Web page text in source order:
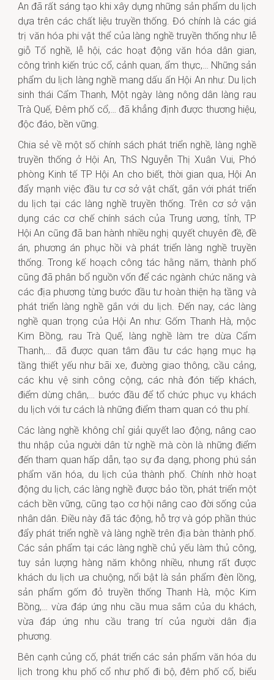
An đã rất sáng tạo khi xây dựng những sản phẩm du lịch
dựa trên các chất liệu truyền thống. Đó chính là các giá
trị văn hóa phi vật thể của làng nghề truyền thống như lễ
giỗ Tổ nghề, lễ hội, các hoạt động văn hóa dân gian,
công trình kiến trúc cổ, cảnh quan, ẩm thực,… Những sản
phẩm du lịch làng nghề mang dấu ấn Hội An như: Du lịch
sinh thái Cẩm Thanh, Một ngày làng nông dân làng rau
Trà Quế, Đêm phố cổ,… đã khẳng định được thương hiệu,
độc đáo, bền vững.
Chia sẻ về một số chính sách phát triển nghề, làng nghề
truyền thống ở Hội An, ThS Nguyễn Thị Xuân Vui, Phó
phòng Kinh tế TP Hội An cho biết, thời gian qua, Hội An
đẩy mạnh việc đầu tư cơ sở vật chất, gắn với phát triển
du lịch tại các làng nghề truyền thống. Trên cơ sở vận
dụng các cơ chế chính sách của Trung ương, tỉnh, TP
Hội An cũng đã ban hành nhiều nghị quyết chuyên đề, đề
án, phương án phục hồi và phát triển làng nghề truyền
thống. Trong kế hoạch công tác hằng năm, thành phố
cũng đã phân bổ nguồn vốn để các ngành chức năng và
các địa phương từng bước đầu tư hoàn thiện hạ tầng và
phát triển làng nghề gắn với du lịch. Đến nay, các làng
nghề quan trọng của Hội An như: Gốm Thanh Hà, mộc
Kim Bồng, rau Trà Quế, làng nghề làm tre dừa Cẩm
Thanh,… đã được quan tâm đầu tư các hạng mục hạ
tầng thiết yếu như bãi xe, đường giao thông, cầu cảng,
các khu vệ sinh công cộng, các nhà đón tiếp khách,
điểm dừng chân,… bước đầu để tổ chức phục vụ khách
du lịch với tư cách là những điểm tham quan có thu phí.
Các làng nghề không chỉ giải quyết lao động, nâng cao
thu nhập của người dân từ nghề mà còn là những điểm
đến tham quan hấp dẫn, tạo sự đa dạng, phong phú sản
phẩm văn hóa, du lịch của thành phố. Chính nhờ hoạt
động du lịch, các làng nghề được bảo tồn, phát triển một
cách bền vững, cũng tạo cơ hội nâng cao đời sống của
nhân dân. Điều này đã tác động, hỗ trợ và góp phần thúc
đẩy phát triển nghề và làng nghề trên địa bàn thành phố.
Các sản phẩm tại các làng nghề chủ yếu làm thủ công,
tuy sản lượng hàng năm không nhiều, nhưng rất được
khách du lịch ưa chuộng, nổi bật là sản phẩm đèn lồng,
sản phẩm gốm đỏ truyền thống Thanh Hà, mộc Kim
Bồng,… vừa đáp ứng nhu cầu mua sắm của du khách,
vừa đáp ứng nhu cầu trang trí của người dân địa
phương.
Bên cạnh củng cố, phát triển các sản phẩm văn hóa du
lịch trong khu phố cổ như phố đi bộ, đêm phố cổ, biểu